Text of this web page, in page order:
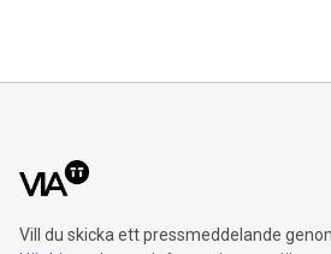
Vill du skicka ett pressmeddelande